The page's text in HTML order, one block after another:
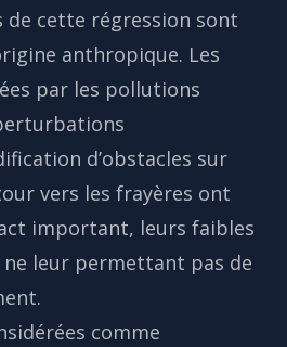
de cette régression sont
anthropique. Les
par les pollutions
d’obstacles sur
vers les frayères ont
important, leurs faibles
ne leur permettant pas de
comme